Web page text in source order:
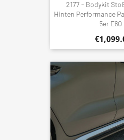
2177 - Bodykit
Hinten Performance
5er E60